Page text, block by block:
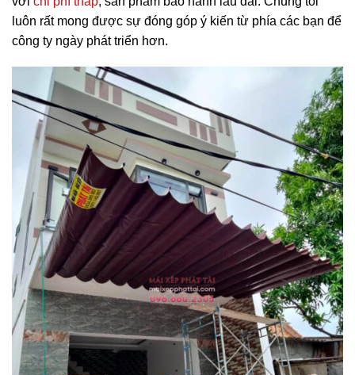
luôn rất mong được sự đóng góp ý kiến từ phía các bạn để
công ty ngày phát triển hơn.